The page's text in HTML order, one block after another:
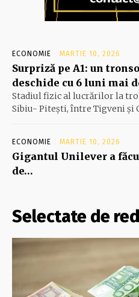
ECONOMIE MARTIE 10, 2026
Surpriză pe A1: un
deschide cu 6 luni mai
Stadiul fizic al lucrărilor la
Sibiu- Piteşti, între Tigveni şi
ECONOMIE MARTIE 10, 2026
Gigantul Unilever a
de…
Selectate de